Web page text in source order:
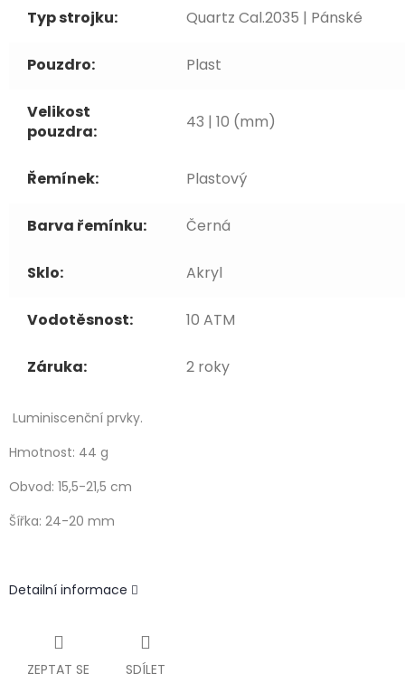
Typ strojku: Quartz Cal.2035 | Pánské
Pouzdro: Plast
Velikost
pouzdra:
43 | 10 (mm)
Řemínek: Plastový
Barva řemínku: Černá
Sklo: Akryl
Vodotěsnost: 10 ATM
Záruka: 2 roky
Luminiscenční prvky.
Hmotnost: 44 g
Obvod: 15,5-21,5 cm
Šířka: 24-20 mm
Detailní informace
ZEPTAT SE SDÍLET